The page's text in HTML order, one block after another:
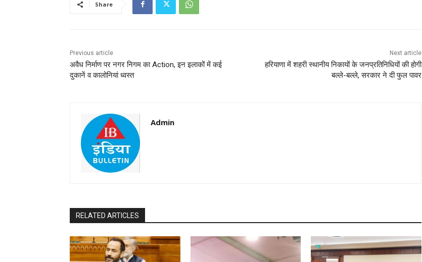
Share
Previous article
अवैध निर्माण पर नगर निगम का Action, इन इलाकों में कई
दुकानें व कालोनियां ध्वस्त
Next article
हरियाणा में शहरी स्थानीय निकायों के जनप्रतिनिधियों की होगी
बल्ले-बल्ले, सरकार ने दी फुल पावर
Admin
RELATED ARTICLES